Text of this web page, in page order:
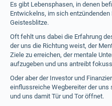
Es gibt Lebensphasen, in denen
Entwickelns, im sich entzündenden
Geistesblitze.
Oft fehlt uns dabei die Erfahrung
der uns die Richtung weist, der
Ziele zu erreichen, der mentale
aufzugeben und uns antreibt
Oder aber der Investor und
einflussreiche Wegbereiter der
und uns damit Tür und Tor öffnet.